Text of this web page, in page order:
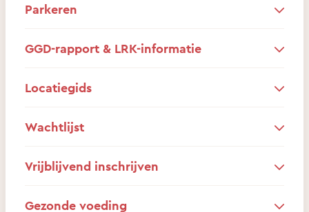
Parkeren
GGD-rapport & LRK-informatie
Locatiegids
Wachtlijst
Vrijblijvend inschrijven
Gezonde voeding